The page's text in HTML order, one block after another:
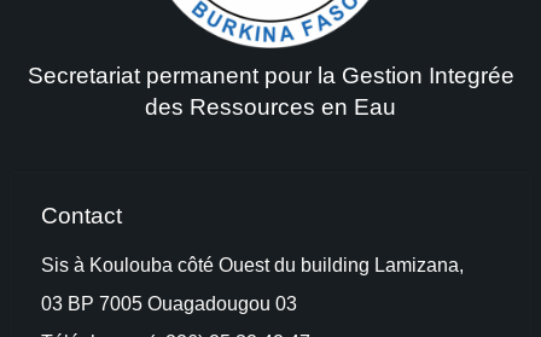
Secretariat permanent pour la Gestion Integrée
des Ressources en Eau
Contact
Sis à Koulouba côté Ouest du building Lamizana,
03 BP 7005 Ouagadougou 03